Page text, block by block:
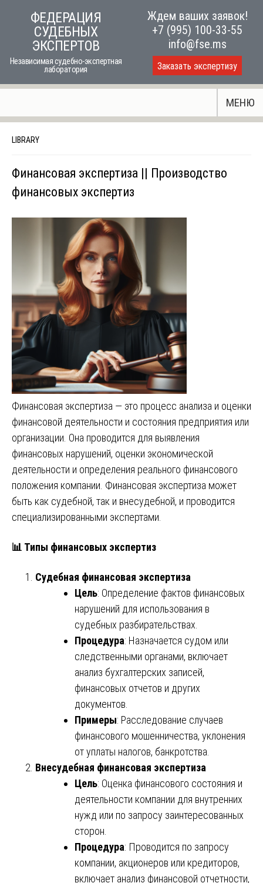
ФЕДЕРАЦИЯ
СУДЕБНЫХ
ЭКСПЕРТОВ
Независимая судебно-экспертная
лаборатория
Ждем ваших заявок!
+7 (995) 100-33-55
info@fse.ms
Заказать экспертизу
МЕНЮ
LIBRARY
Финансовая экспертиза || Производство
финансовых экспертиз
Финансовая экспертиза — это процесс анализа и оценки
финансовой деятельности и состояния предприятия или
организации. Она проводится для выявления
финансовых нарушений, оценки экономической
деятельности и определения реального финансового
положения компании. Финансовая экспертиза может
быть как судебной, так и внесудебной, и проводится
специализированными экспертами.
📊 Типы финансовых экспертиз
Судебная финансовая экспертиза
Цель: Определение фактов финансовых
нарушений для использования в
судебных разбирательствах.
Процедура: Назначается судом или
следственными органами, включает
анализ бухгалтерских записей,
финансовых отчетов и других
документов.
Примеры: Расследование случаев
финансового мошенничества, уклонения
от уплаты налогов, банкротства.
Внесудебная финансовая экспертиза
Цель: Оценка финансового состояния и
деятельности компании для внутренних
нужд или по запросу заинтересованных
сторон.
Процедура: Проводится по запросу
компании, акционеров или кредиторов,
включает анализ финансовой отчетности,